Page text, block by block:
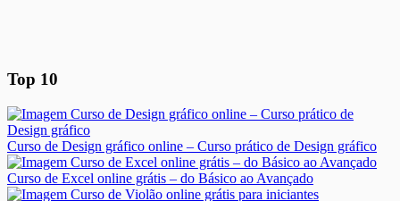
Top 10
Curso de Design gráfico online – Curso prático de Design gráfico
Curso de Excel online grátis – do Básico ao Avançado